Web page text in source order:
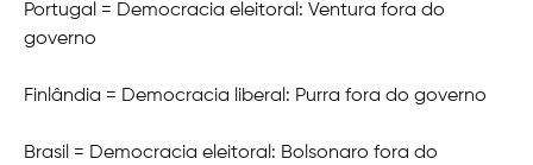
Portugal = Democracia eleitoral: Ventura fora do
governo
Finlândia = Democracia liberal: Purra fora do governo
Brasil = Democracia eleitoral: Bolsonaro fora do